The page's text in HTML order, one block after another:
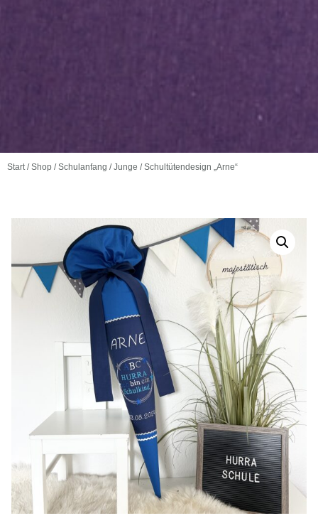
Start /Shop /Schulanfang /Junge / Schultütendesign „Arne“